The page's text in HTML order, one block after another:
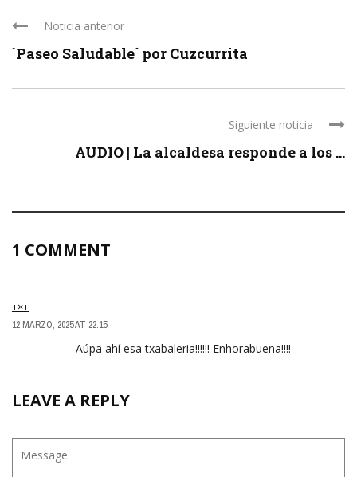
Noticia anterior
`Paseo Saludable´ por Cuzcurrita
Siguiente noticia
AUDIO | La alcaldesa responde a los ...
1 COMMENT
+×+
12 MARZO, 2025 AT 22:15
Aúpa ahí esa txabaleria!!!!!! Enhorabuena!!!!
LEAVE A REPLY